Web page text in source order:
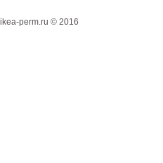
ikea-perm.ru © 2016